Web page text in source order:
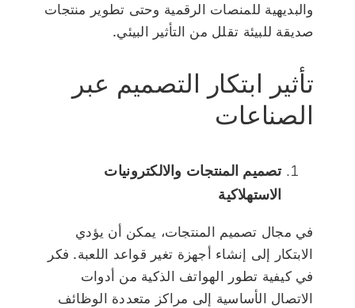
والبديهية للمنصات الرقمية وحتى تطوير منتجات
صديقة للبيئة تقلل من التأثير البيئي.
تأثير ابتكار التصميم عبر
الصناعات
تصميم المنتجات والالكترونيات
الاستهلاكية
في مجال تصميم المنتجات، يمكن أن يؤدي
الابتكار إلى إنشاء أجهزة تغير قواعد اللعبة. فكر
في كيفية تطور الهواتف الذكية من أدوات
الاتصال الأساسية إلى مراكز متعددة الوظائف